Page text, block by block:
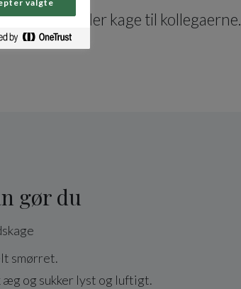
eller kage til kollegaerne.
gør du
smørret.
æg og sukker lyst og luftigt.
valgte